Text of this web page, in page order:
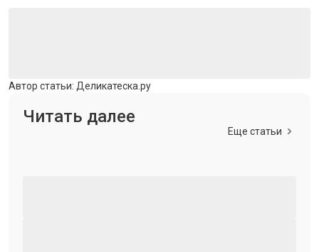
Автор статьи: Деликатеска.ру
Читать далее
Еще статьи